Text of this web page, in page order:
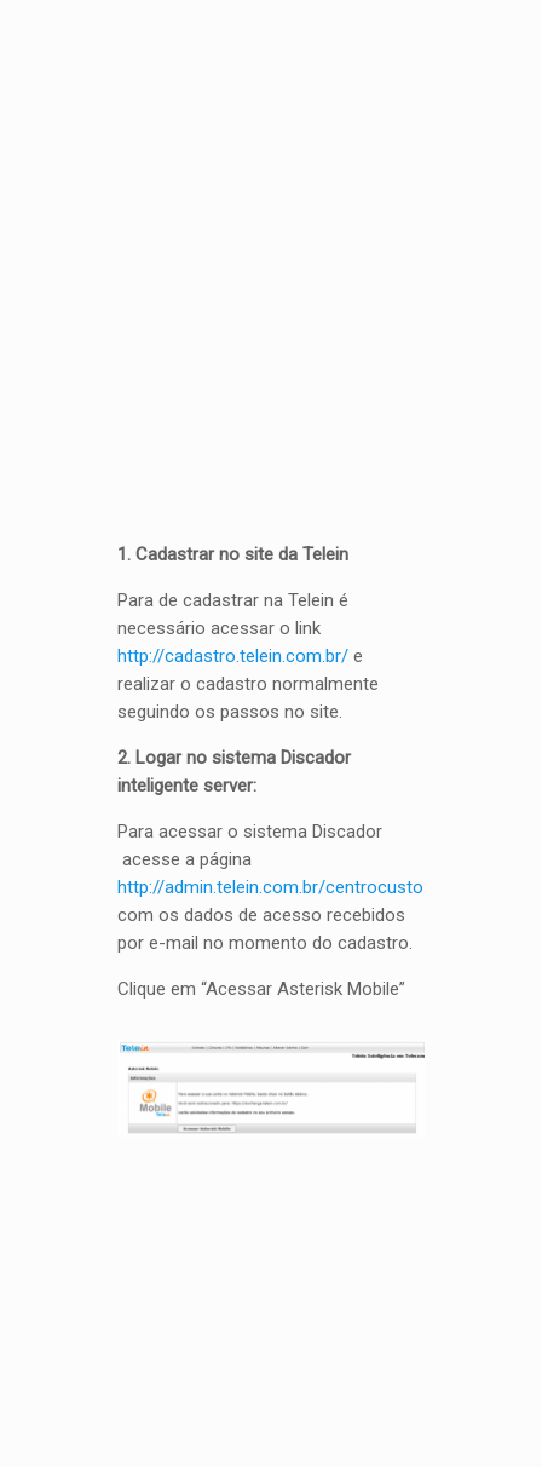
1. Cadastrar no site da Telein
Para de cadastrar na Telein é
necessário acessar o link
http://cadastro.telein.com.br/e
realizar o cadastro normalmente
seguindo os passos no site.
2. Logar no sistema Discador
inteligente server:
Para acessar o sistema Discador
acesse a página
http://admin.telein.com.br/centrocusto
com os dados de acesso recebidos
por e-mail no momento do cadastro.
Clique em “Acessar Asterisk Mobile”